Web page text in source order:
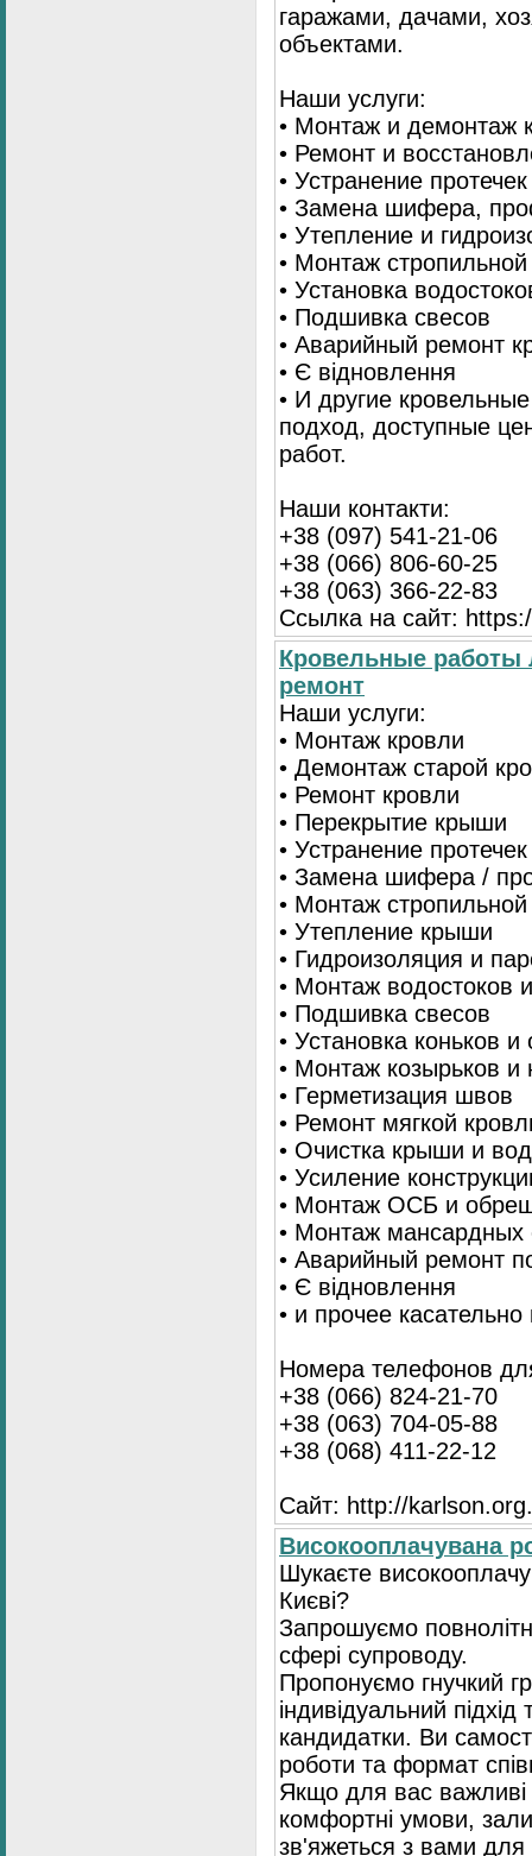
гаражами, дачами,
объектами.
Наши услуги:
• Монтаж и демонтаж
• Ремонт и
• Устранение протечек
• Замена шифера,
• Утепление и
• Монтаж
• Установка
• Подшивка свесов
• Аварийный ремонт
• Є відновлення
• И другие
подход, доступные
работ.
Наши контакти:
+38 (097) 541-21-06
+38 (066) 806-60-25
+38 (063) 366-22-83
Ссылка на сайт:
Кровельные
ремонт
Наши услуги:
• Монтаж кровли
• Демонтаж старой
• Ремонт кровли
• Перекрытие крыши
• Устранение протечек
• Замена шифера /
• Монтаж
• Утепление крыши
• Гидроизоляция и
• Монтаж водостоков
• Подшивка свесов
• Установка коньков и
• Монтаж козырьков и
• Герметизация швов
• Ремонт мягкой
• Очистка крыши и
• Усиление
• Монтаж ОСБ и
• Монтаж мансардных
• Аварийный ремонт
• Є відновлення
• и прочее
Номера телефонов
+38 (066) 824-21-70
+38 (063) 704-05-88
+38 (068) 411-22-12
Сайт: http://
Високооплачувана
Шукаєте
Києві?
Запрошуємо
сфері супроводу.
Пропонуємо гнучкий
індивідуальний
кандидатки. Ви
роботи та формат
Якщо для вас важливі
комфортні умови,
зв'яжеться з вами для